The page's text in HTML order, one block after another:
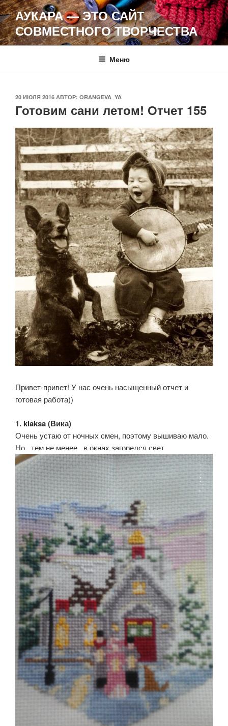
Перейти
к
содержимому
АУКАРА — ЭТО САЙТ
СОВМЕСТНОГО ТВОРЧЕСТВА
Меню
ОПУБЛИКОВАНО
20 ИЮЛЯ 2016 АВТОР: ORANGEVA_YA
Готовим сани летом! Отчет 155
Привет-привет! У нас очень насыщенный отчет и
готовая работа))
1. klaksa (Вика)
Очень устаю от ночных смен, поэтому вышиваю мало.
Но , тем не менее , в окнах загорелся свет.